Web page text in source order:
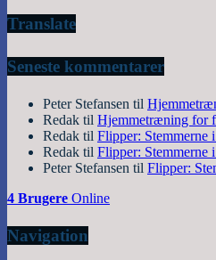
Translate
Seneste kommentarer
Peter Stefansen til
Redak til Hjemmetræning for
Redak til Flipper: Stemmerne
Redak til Flipper: Stemmerne
Peter Stefansen til Flipper:
4 Brugere Online
Navigation